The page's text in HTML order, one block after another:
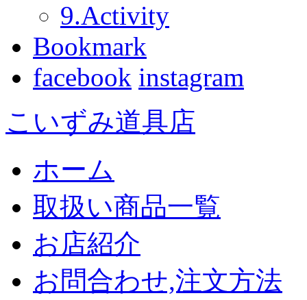
9.Activity
Bookmark
facebook instagram
こいずみ道具店
ホーム
取扱い商品一覧
お店紹介
お問合わせ,注文方法